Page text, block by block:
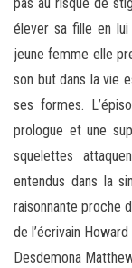
élever sa fille en lui
jeune femme elle
son but dans la vie
ses formes.
prologue et une
squelettes
entendus dans la
raisonnante proche
de l’écrivain
Desdemona